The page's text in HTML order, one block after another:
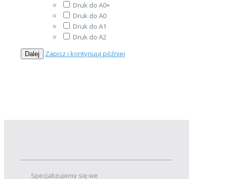
Druk do A0+
Druk do A0
Druk do A1
Druk do A2
Zapisz i kontynuuj później
Specjalizujemy się we